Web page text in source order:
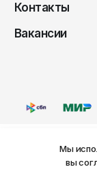
Контакты
Вакансии
Ваш город
Мы
вы